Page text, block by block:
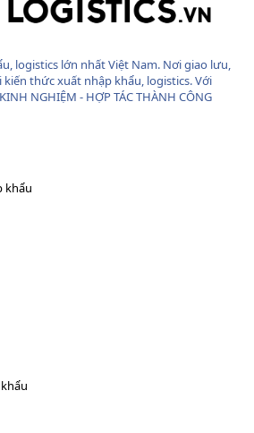
logistics lớn nhất Việt Nam. Nơi giao lưu,
kiến thức xuất nhập khẩu, logistics. Với
NGHIỆM - HỢP TÁC THÀNH CÔNG
khẩu